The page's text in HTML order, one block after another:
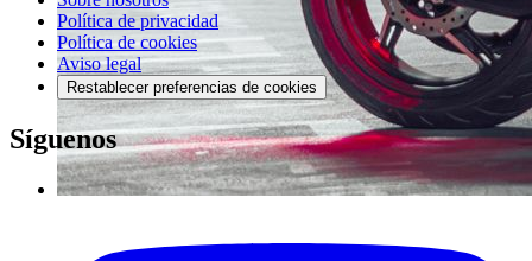
Política de privacidad
Política de cookies
Aviso legal
Restablecer preferencias de cookies
Síguenos